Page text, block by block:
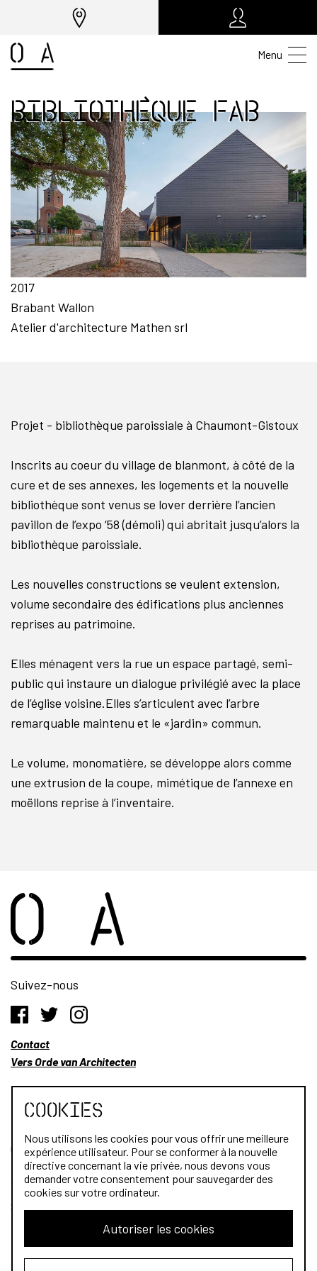
Menu
bibliothèque fab
2017
Brabant Wallon
Atelier d'architecture Mathen srl
Projet - bibliothèque paroissiale à Chaumont-Gistoux
Inscrits au coeur du village de blanmont, à côté de la
cure et de ses annexes, les logements et la nouvelle
bibliothèque sont venus se lover derrière l’ancien
pavillon de l’expo ‘58 (démoli) qui abritait jusqu’alors la
bibliothèque paroissiale.
Les nouvelles constructions se veulent extension,
volume secondaire des édifications plus anciennes
reprises au patrimoine.
Elles ménagent vers la rue un espace partagé, semi-
public qui instaure un dialogue privilégié avec la place
de l’église voisine.Elles s’articulent avec l’arbre
remarquable maintenu et le «jardin» commun.
Le volume, monomatière, se développe alors comme
une extrusion de la coupe, mimétique de l’annexe en
moëllons reprise à l’inventaire.
Suivez-nous
Contact
Vers Orde van Architecten
Qui sommes-nous?
Architectes
Stagiaires
Cookies
Nous utilisons les cookies pour vous offrir une meilleure
expérience utilisateur. Pour se conformer à la nouvelle
directive concernant la vie privée, nous devons vous
demander votre consentement pour sauvegarder des
cookies sur votre ordinateur.
Autoriser les cookies